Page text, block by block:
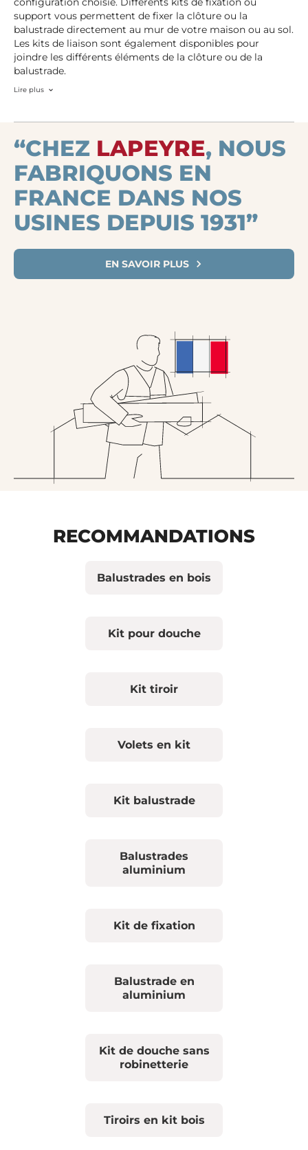
support vous permettent de fixer la clôture ou la
balustrade directement au mur de votre maison ou au sol.
Les kits de liaison sont également disponibles pour
joindre les différents éléments de la clôture ou de la
balustrade.
Lire plus
“CHEZ LAPEYRE, NOUS
FABRIQUONS EN
FRANCE DANS NOS
USINES DEPUIS 1931”
EN SAVOIR PLUS
RECOMMANDATIONS
Balustrades en bois
Kit pour douche
Kit tiroir
Volets en kit
Kit balustrade
Balustrades
aluminium
Kit de fixation
Balustrade en
aluminium
Kit de douche sans
robinetterie
Tiroirs en kit bois